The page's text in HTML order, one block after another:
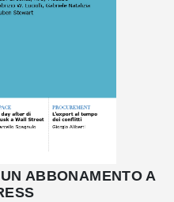
ABBONAMENTO A